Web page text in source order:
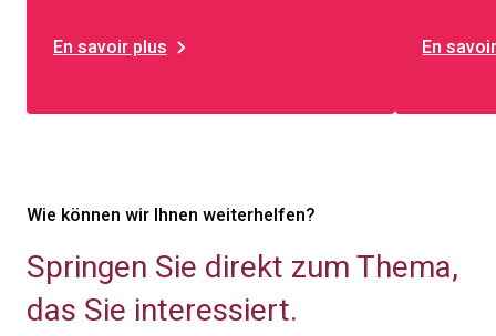
En savoir plus En
Wie können wir Ihnen weiterhelfen?
Springen Sie direkt zum Thema,
das Sie interessiert.